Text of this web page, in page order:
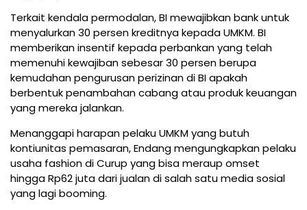
Terkait kendala permodalan, BI mewajibkan bank untuk
menyalurkan 30 persen kreditnya kepada UMKM. BI
memberikan insentif kepada perbankan yang telah
memenuhi kewajiban sebesar 30 persen berupa
kemudahan pengurusan perizinan di BI apakah
berbentuk penambahan cabang atau produk keuangan
yang mereka jalankan.
Menanggapi harapan pelaku UMKM yang butuh
kontiunitas pemasaran, Endang mengungkapkan pelaku
usaha fashion di Curup yang bisa meraup omset
hingga Rp62 juta dari jualan di salah satu media sosial
yang lagi booming.